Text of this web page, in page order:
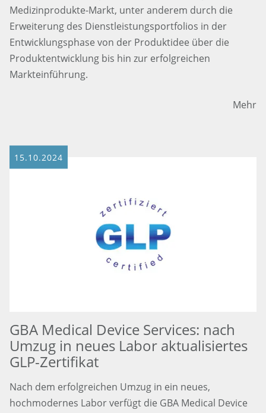
Medizinprodukte-Markt, unter anderem durch die
Erweiterung des Dienstleistungsportfolios in der
Entwicklungsphase von der Produktidee über die
Produktentwicklung bis hin zur erfolgreichen
Markteinführung.
Mehr
15.10.2024
GBA Medical Device Services: nach
Umzug in neues Labor aktualisiertes
GLP-Zertifikat
Nach dem erfolgreichen Umzug in ein neues,
hochmodernes Labor verfügt die GBA Medical Device